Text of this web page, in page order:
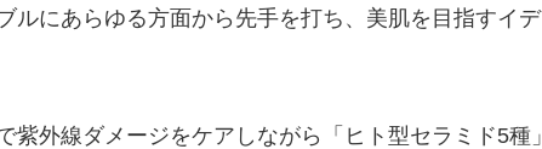
ルにあらゆる方面から先手を打ち、美肌を目指すイデ
紫外線ダメージをケアしながら「ヒト型セラミド5種」